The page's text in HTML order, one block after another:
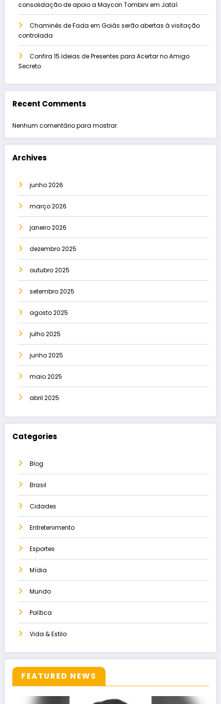
consolidação de apoio a Maycon Tombini em Jataí
Chaminés de Fada em Goiás serão abertas à visitação
controlada
Confira 15 Ideias de Presentes para Acertar no Amigo
Secreto
Recent Comments
Nenhum comentário para mostrar.
Archives
junho 2026
março 2026
janeiro 2026
dezembro 2025
outubro 2025
setembro 2025
agosto 2025
julho 2025
junho 2025
maio 2025
abril 2025
Categories
Blog
Brasil
Cidades
Entretenimento
Esportes
Mídia
Mundo
Política
Vida & Estilo
FEATURED NEWS